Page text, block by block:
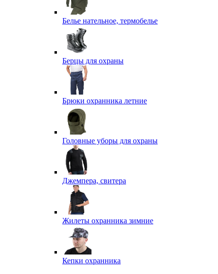
Белье нательное, термобелье
Берцы для охраны
Брюки охранника летние
Головные уборы для охраны
Джемпера, свитера
Жилеты охранника зимние
Кепки охранника